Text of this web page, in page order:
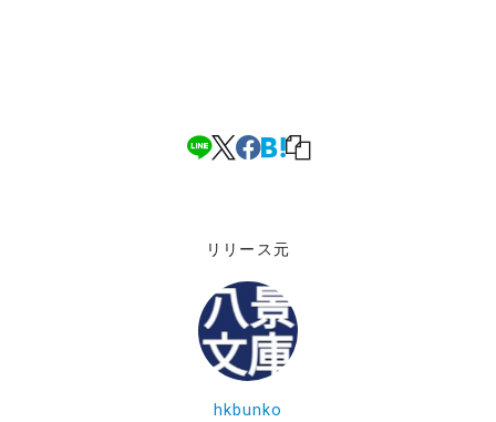
リリース元
hkbunko